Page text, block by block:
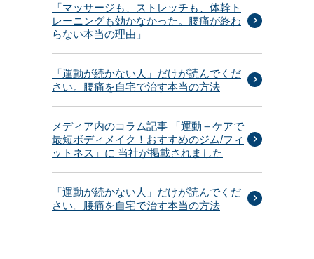
「マッサージも、ストレッチも、体幹ト
レーニングも効かなかった。腰痛が終わ
らない本当の理由」
「運動が続かない人」だけが読んでくだ
さい。腰痛を自宅で治す本当の方法
メディア内のコラム記事 「運動＋ケアで
最短ボディメイク！おすすめのジム/フィ
ットネス」に 当社が掲載されました
「運動が続かない人」だけが読んでくだ
さい。腰痛を自宅で治す本当の方法